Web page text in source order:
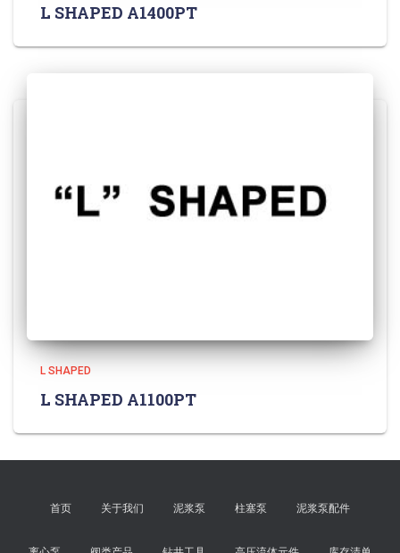
L SHAPED A1400PT
L SHAPED
L SHAPED A1100PT
首页 关于我们 泥浆泵 柱塞泵 泥浆泵配件